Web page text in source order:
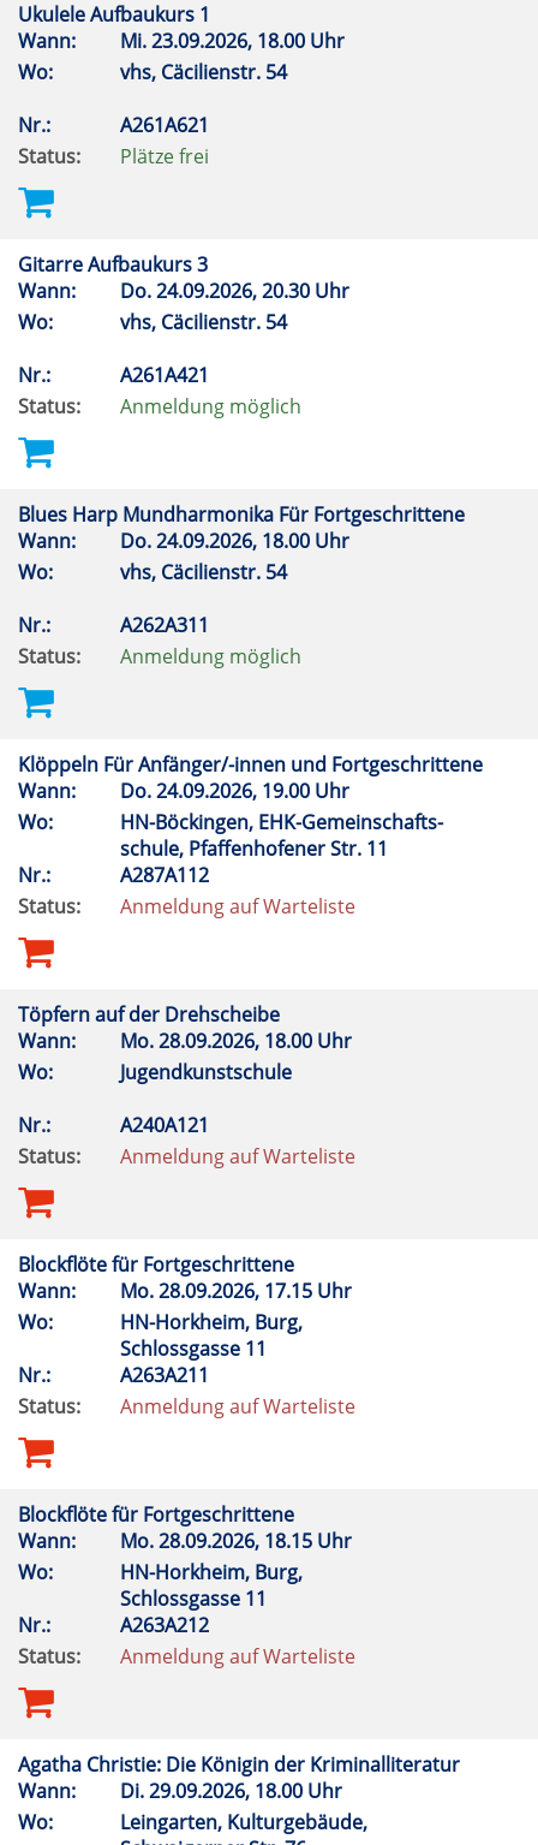
Ukulele Aufbaukurs 1
Wann:
Mi.23.09.2026, 18.00 Uhr
Wo:
vhs, Cäcilienstr. 54
Nr.:
A261A621
Status:
Plätze frei
Gitarre Aufbaukurs 3
Wann:
Do.24.09.2026, 20.30 Uhr
Wo:
vhs, Cäcilienstr. 54
Nr.:
A261A421
Status:
Anmeldung möglich
Blues Harp Mundharmonika Für Fortgeschrittene
Wann:
Do.24.09.2026, 18.00 Uhr
Wo:
vhs, Cäcilienstr. 54
Nr.:
A262A311
Status:
Anmeldung möglich
Klöppeln Für Anfänger/-innen und Fortgeschrittene
Wann:
Do.24.09.2026, 19.00 Uhr
Wo:
HN-Böckingen, EHK-Gemeinschafts-
schule, Pfaffenhofener Str. 11
Nr.:
A287A112
Status:
Anmeldung auf Warteliste
Töpfern auf der Drehscheibe
Wann:
Mo.28.09.2026, 18.00 Uhr
Wo:
Jugendkunstschule
Nr.:
A240A121
Status:
Anmeldung auf Warteliste
Blockflöte für Fortgeschrittene
Wann:
Mo.28.09.2026, 17.15 Uhr
Wo:
HN-Horkheim, Burg,
Schlossgasse 11
Nr.:
A263A211
Status:
Anmeldung auf Warteliste
Blockflöte für Fortgeschrittene
Wann:
Mo.28.09.2026, 18.15 Uhr
Wo:
HN-Horkheim, Burg,
Schlossgasse 11
Nr.:
A263A212
Status:
Anmeldung auf Warteliste
Agatha Christie: Die Königin der Kriminalliteratur
Wann:
Di.29.09.2026, 18.00 Uhr
Wo:
Leingarten, Kulturgebäude,